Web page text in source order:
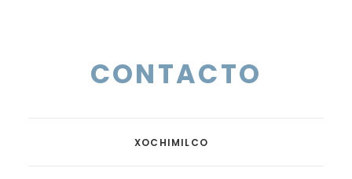
CONTACTO
XOCHIMILCO